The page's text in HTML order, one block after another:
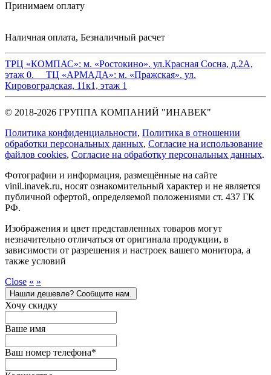
Принимаем оплату
Наличная оплата, Безналичный расчет
ТРЦ «КОМПАС»: м. «Ростокино». ул.Красная Сосна, д.2А,
этаж 0. ТЦ «АРМАДА»: м. «Пражская». ул.
Кировоградская, 11к1, этаж 1
© 2018-2026 ГРУППА КОМПАНИЙ "ИНАВЕК"
Политика конфиденциальности, Политика в отношении
обработки персональных данных, Cогласие на использование
файлов cookies, Согласие на обработку персональных данных.
Фотографии и информация, размещённые на сайте
vinil.inavek.ru, носят ознакомительный характер и не является
публичной офертой, определяемой положениями ст. 437 ГК
РФ.
Изображения и цвет представленных товаров могут
незначительно отличаться от оригинала продукции, в
зависимости от разрешения и настроек вашего монитора, а
также условий
Close « »
Нашли дешевле? Сообщите нам.
Хочу скидку
Ваше имя
Ваш номер телефона*